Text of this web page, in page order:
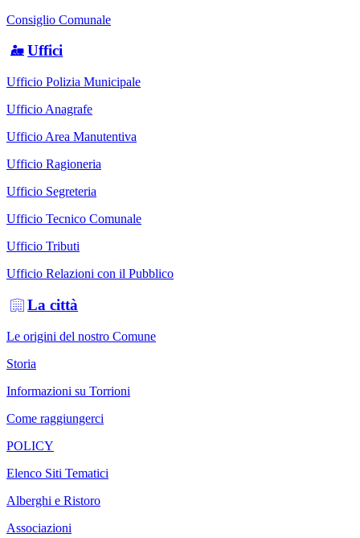
Consiglio Comunale
Uffici
Ufficio Polizia Municipale
Ufficio Anagrafe
Ufficio Area Manutentiva
Ufficio Ragioneria
Ufficio Segreteria
Ufficio Tecnico Comunale
Ufficio Tributi
Ufficio Relazioni con il Pubblico
La città
Le origini del nostro Comune
Storia
Informazioni su Torrioni
Come raggiungerci
POLICY
Elenco Siti Tematici
Alberghi e Ristoro
Associazioni